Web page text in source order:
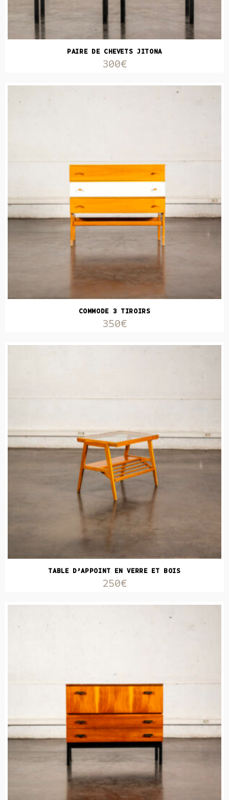
PAIRE DE CHEVETS JITONA
300€
COMMODE 3 TIROIRS
350€
TABLE D’APPOINT EN VERRE ET BOIS
250€